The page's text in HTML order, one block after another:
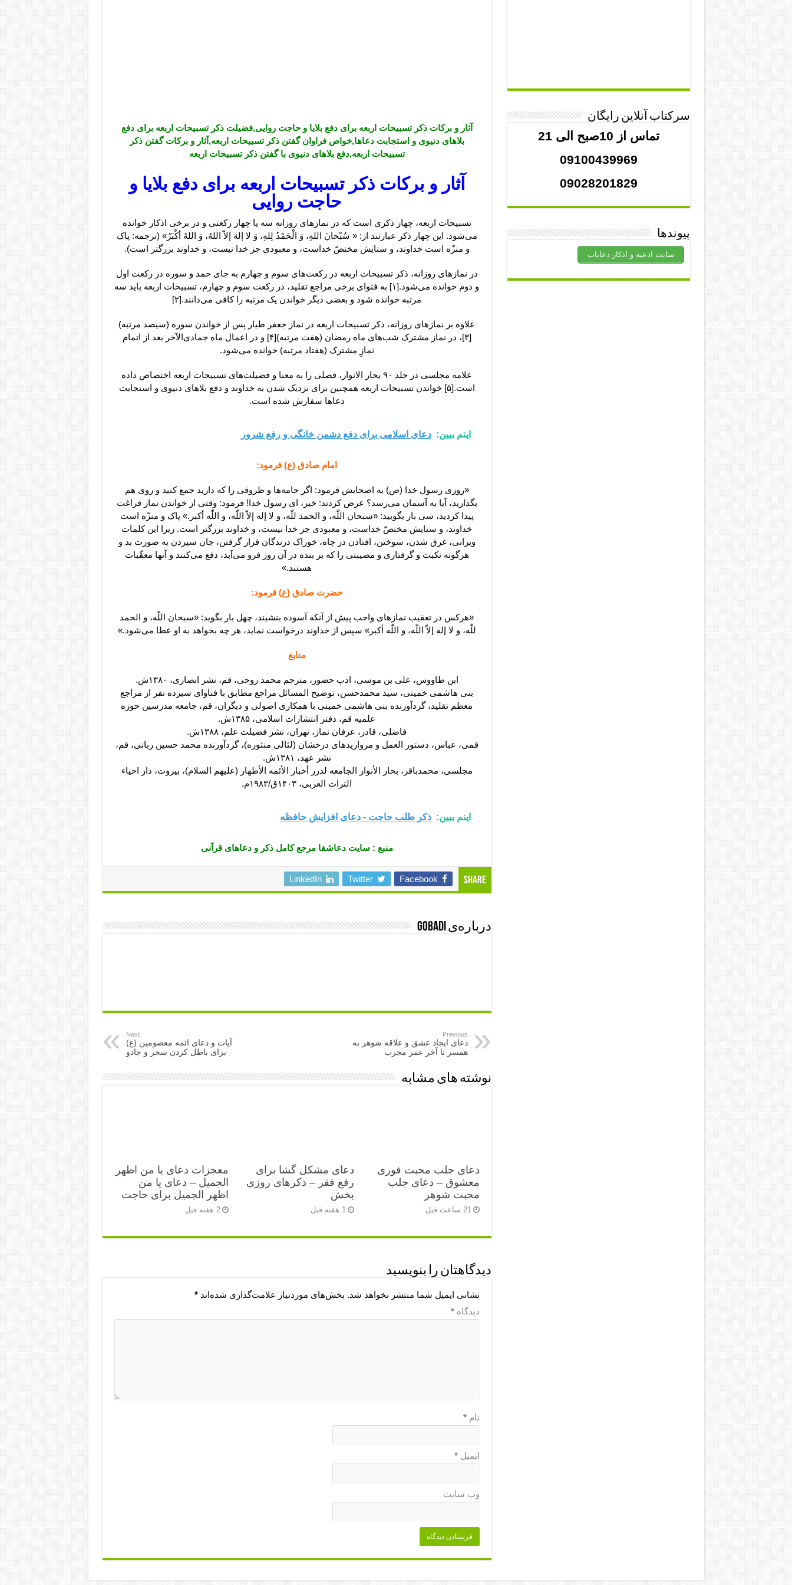
آثار و برکات ذکر تسبیحات اربعه برای دفع بلایا و حاجت روایی,فضیلت ذکر تسبیحات اربعه برای دفع
بلاهای دنیوی و استجابت دعاها,خواص فراوان گفتن ذکر تسبیحات اربعه,آثار و برکات گفتن ذکر
تسبیحات اربعه,دفع بلاهای دنیوی با گفتن ذکر تسبیحات اربعه
آثار و برکات ذکر تسبیحات اربعه برای دفع بلایا و
حاجت روایی
تسبیحات اربعه، چهار ذکری است که در نمازهای روزانه سه یا چهار رکعتی و در برخی اذکار خوانده
می‌شود. این چهار ذکر عبارتند از: « سُبْحانَ اللهِ، وَ الْحَمْدُ لِلهِ، وَ لا إلهَ إلاّ اللهُ، وَ اللهُ أکْبَرُ» (ترجمه: پاک
و منزّه است خداوند، و ستایش مختصّ خداست، و معبودی جز خدا نیست، و خداوند بزرگتر است).
در نمازهای روزانه، ذکر تسبیحات اربعه در رکعت‌های سوم و چهارم به جای حمد و سوره در رکعت اول
و دوم خوانده می‌شود.[۱] به فتوای برخی مراجع تقلید، در رکعت سوم و چهارم، تسبیحات اربعه باید سه
مرتبه خوانده شود و بعضی دیگر خواندن یک مرتبه را کافی می‌دانند.[۲]
علاوه بر نمازهای روزانه، ذکر تسبیحات اربعه در نماز جعفر طیار پس از خواندن سوره (سیصد مرتبه)
[۳]، در نماز مشترک شب‌های ماه رمضان (هفت مرتبه)[۴] و در اعمال ماه جمادی‌الآخر بعد از اتمام
نمازِ مشترک (هفتاد مرتبه) خوانده می‌شود.
علامه مجلسی در جلد ۹۰ بحار الانوار، فصلی را به معنا و فضیلت‌های تسبیحات اربعه اختصاص داده
است.[۵] خواندن تسبیحات اربعه همچنین برای نزدیک شدن به خداوند و دفع بلاهای دنیوی و استجابت
دعاها سفارش شده است.
اینم ببین: دعای اسلامی برای دفع دشمن خانگی و رفع شرور
امام صادق (ع) فرمود:
«روزی رسول خدا (ص) به اصحابش فرمود: اگر جامه‌ها و ظروفی را که دارید جمع کنید و روی هم
بگذارید، آیا به آسمان می‌رسد؟ عرض کردند: خیر، ای رسول خدا! فرمود: وقتی از خواندن نماز فراغت
پیدا کردید، سی بار بگویید: «سبحان اللّٰه، و الحمد للّٰه، و لا إله إلاّ اللّٰه، و اللّٰه أکبر.» پاک و منزّه است
خداوند، و ستایش مختصّ خداست، و معبودی جز خدا نیست، و خداوند بزرگتر است. زیرا این کلمات
ویرانی، غرق شدن، سوختن، افتادن در چاه، خوراک درندگان قرار گرفتن، جان سپردن به صورت بد و
هرگونه نکبت و گرفتاری و مصیبتی را که بر بنده در آن روز فرو می‌آید، دفع می‌کنند و آنها معقّبات
هستند.»
حضرت صادق (ع) فرمود:
«هرکس در تعقیب نمازهای واجب پیش از آنکه آسوده بنشیند، چهل بار بگوید: «سبحان اللّٰه، و الحمد
للّٰه، و لا إله إلاّ اللّٰه، و اللّٰه أکبر» سپس از خداوند درخواست نماید، هر چه بخواهد به او عطا می‌شود.»
منابع
ابن طاووس، علی بن موسی، ادب حضور، مترجم محمد روحی، قم، نشر انصاری، ۱۳۸۰ش.
بنی هاشمی خمینی، سید محمدحسن، توضیح المسائل مراجع مطابق با فتاوای سیزده نفر از مراجع
معظم تقلید، گردآورنده بنی هاشمی خمینی با همکاری اصولی و دیگران، قم، جامعه مدرسین حوزه
علمیه قم، دفتر انتشارات اسلامی، ۱۳۸۵ش.
فاضلی، قادر، عرفان نماز، تهران، نشر فضیلت علم، ۱۳۸۸ش.
قمی، عباس، دستور العمل و مرواریدهای درخشان (لئالی منثوره)، گردآورنده محمد حسین ربانی، قم،
نشر عهد، ۱۳۸۱ش.
مجلسی، محمدباقر، بحار الأنوار الجامعه لدرر أخبار الأئمه الأطهار (علیهم السلام)، بیروت،‌ دار احیاء
التراث العربی، ۱۴۰۳ق/۱۹۸۳م.
اینم ببین: ذکر طلب حاجت - دعای افزایش حافظه
منبع : سایت دعاشفا مرجع کامل ذکر و دعاهای قرآنی
Share
Facebook
Twitter
LinkedIn
درباره‌ی gobadi
Previous
دعای ایجاد عشق و علاقه شوهر به
همسر تا آخر عمر مجرب
Next
آیات و دعای ائمه معصومین (ع)
برای باطل کردن سحر و جادو
نوشته های مشابه
دعای جلب محبت فوری
معشوق – دعای جلب
محبت شوهر
21 ساعت قبل
دعای مشکل گشا برای
رفع فقر – ذکرهای روزی‌
بخش
1 هفته قبل
معجزات دعای یا من اظهر
الجمیل – دعای یا من
اظهر الجمیل برای حاجت
2 هفته قبل
دیدگاهتان را بنویسید
نشانی ایمیل شما منتشر نخواهد شد. بخش‌های موردنیاز علامت‌گذاری شده‌اند*
دیدگاه*
نام*
ایمیل*
وب‌ سایت
سرکتاب آنلاین رایگان
تماس از 10صبح الی 21
09100439969
09028201829
پیوندها
سایت ادعیه و اذکار دعایاب